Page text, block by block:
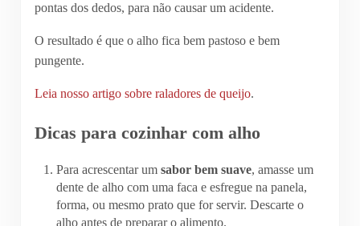
pontas dos dedos, para não causar um acidente.
O resultado é que o alho fica bem pastoso e bem
pungente.
Leia nosso artigo sobre raladores de queijo.
Dicas para cozinhar com alho
Para acrescentar umsabor bem suave, amasse um
dente de alho com uma faca e esfregue na panela,
forma, ou mesmo prato que for servir. Descarte o
alho antes de preparar o alimento.